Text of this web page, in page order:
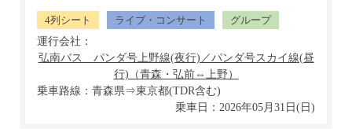
4列シート ライブ・コンサート
グループ
運行会社：
乗車路線：青森県⇒東京都(TDR含む)
乗車日：2026年05月31日(日)